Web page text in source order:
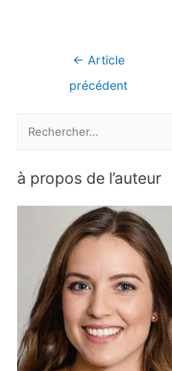
Navigation
← Article
précédent
h
:
à propos de l’auteur